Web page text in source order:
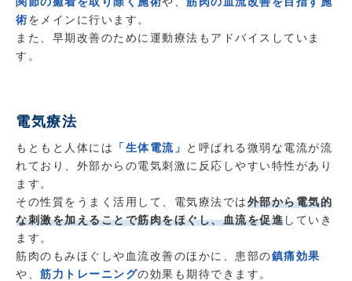
術をメインに行います。
また、早期改善のために運動療法もアドバイスしていま
す。
電気療法
もともと人体には 「生体電流」
と呼ばれる微弱な電流が流
れており、外部からの電気刺激に反応しやすい特性があり
ます。
その性質をうまく活用して、電気療法では外部から電気的
な刺激を加えることで筋肉をほぐし、血流を促進していき
ます。
筋肉のもみほぐしや血流改善のほかに、患部の鎮痛効果
や、 筋力トレーニングの効果も期待できます。